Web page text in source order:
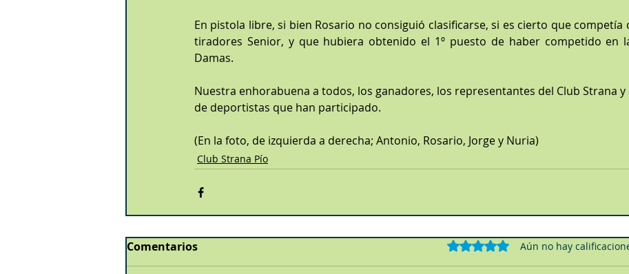
En pistola libre, si bien Rosario no consiguió clasificarse, si es cierto que competía
tiradores Senior, y que hubiera obtenido el 1º puesto de haber competido en
Damas.
Nuestra enhorabuena a todos, los ganadores, los representantes del Club Strana
de deportistas que han participado.
(En la foto, de izquierda a derecha; Antonio, Rosario, Jorge y Nuria)
Club Strana Pío
Comentarios Obtuvo 0 de 5 estrellas.
Aún no hay